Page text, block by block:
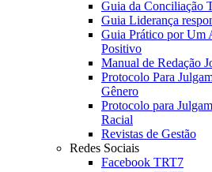
Guia da Conciliação
Guia Liderança
Guia Prático por Um
Positivo
Manual de Redação
Protocolo Para
Gênero
Protocolo para
Racial
Revistas de Gestão
Redes Sociais
Facebook TRT7